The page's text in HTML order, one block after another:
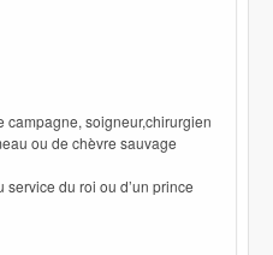
campagne, soigneur,chirurgien
ou de chèvre sauvage
du roi ou d’un prince